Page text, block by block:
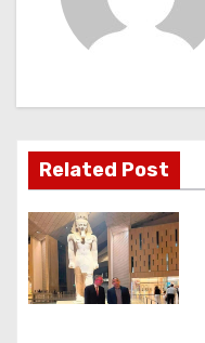
d
e
l
’
a
Related Post